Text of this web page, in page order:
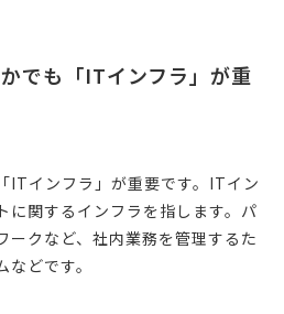
でも「ITインフラ」が重
ITインフラ」が重要です。ITイン
に関するインフラを指します。パ
ークなど、社内業務を管理するた
どです。